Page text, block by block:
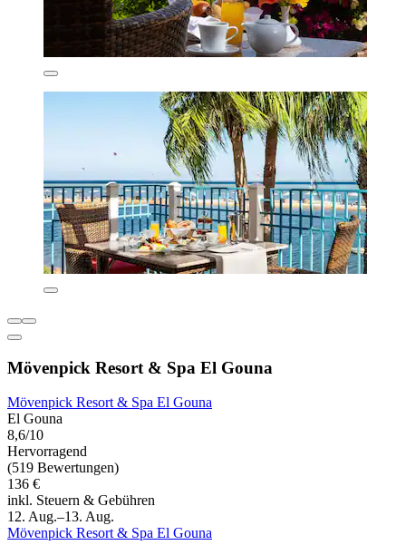
Mövenpick Resort & Spa El Gouna
Mövenpick Resort & Spa El Gouna
El Gouna
8,6/10
Hervorragend
(519 Bewertungen)
136 €
inkl. Steuern & Gebühren
12. Aug.–13. Aug.
Mövenpick Resort & Spa El Gouna